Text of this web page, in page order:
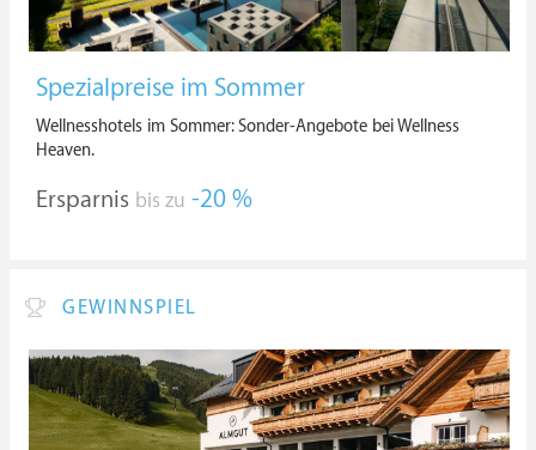
Spezialpreise im Sommer
Wellnesshotels im Sommer: Sonder-Angebote bei Wellness
Heaven.
Ersparnis bis zu -20 %
GEWINNSPIEL